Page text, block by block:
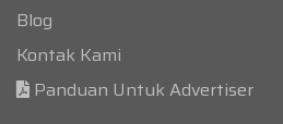
Blog
Kontak Kami
Panduan Untuk Advertiser